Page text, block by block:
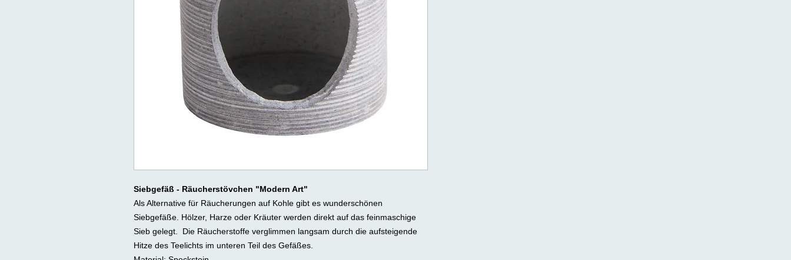
Siebgefäß - Räucherstövchen "Modern Art"
Als Alternative für Räucherungen auf Kohle gibt es wunderschönen
Siebgefäße. Hölzer, Harze oder Kräuter werden direkt auf das feinmaschige
Sieb gelegt. Die Räucherstoffe verglimmen langsam durch die aufsteigende
Hitze des Teelichts im unteren Teil des Gefäßes.